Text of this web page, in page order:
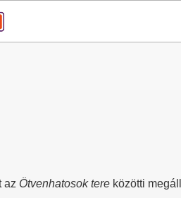
az Ötvenhatosok tere közötti